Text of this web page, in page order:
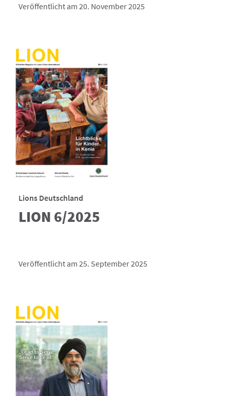
Veröffentlicht am 20. November 2025
Lions Deutschland
LION 6/2025
Veröffentlicht am 25. September 2025